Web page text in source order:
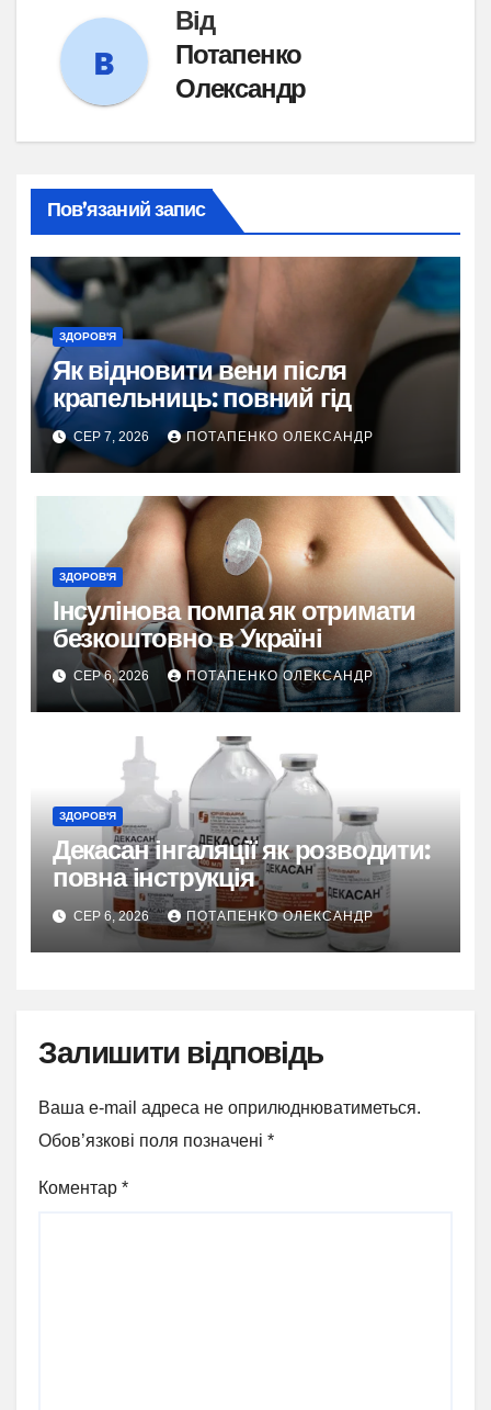
Від
Потапенко
Олександр
Пов’язаний запис
ЗДОРОВ'Я
Як відновити вени після
крапельниць: повний гід
СЕР 7, 2026 ПОТАПЕНКО ОЛЕКСАНДР
ЗДОРОВ'Я
Інсулінова помпа як отримати
безкоштовно в Україні
СЕР 6, 2026 ПОТАПЕНКО ОЛЕКСАНДР
ЗДОРОВ'Я
Декасан інгаляції як розводити:
повна інструкція
СЕР 6, 2026 ПОТАПЕНКО ОЛЕКСАНДР
Залишити відповідь
Ваша e-mail адреса не оприлюднюватиметься.
Обов’язкові поля позначені *
Коментар *